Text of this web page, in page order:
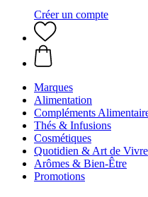
Créer un compte
Marques
Alimentation
Compléments
Thés & Infusions
Cosmétiques
Quotidien & Art de Vivre
Arômes & Bien-Être
Promotions